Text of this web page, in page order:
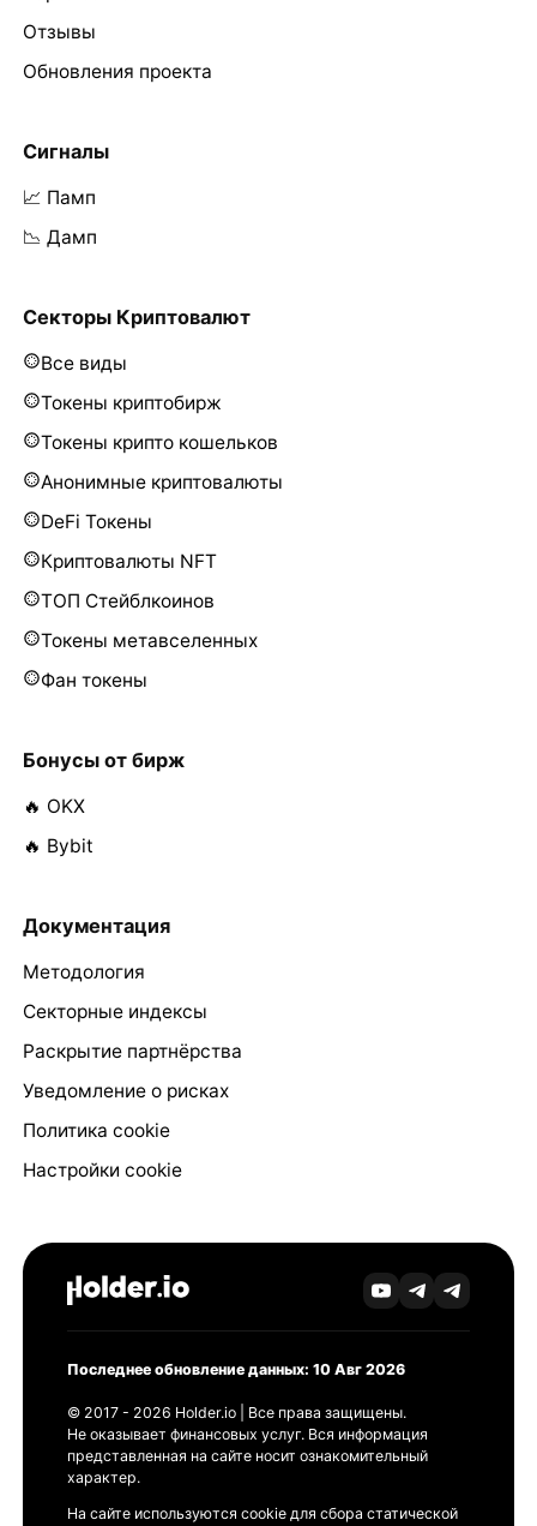
Отзывы
Обновления проекта
Сигналы
📈 Памп
📉 Дамп
Секторы Криптовалют
Все виды
Токены криптобирж
Токены крипто кошельков
Анонимные криптовалюты
DeFi Токены
Криптовалюты NFT
ТОП Стейблкоинов
Токены метавселенных
Фан токены
Бонусы от бирж
🔥 OKX
🔥 Bybit
Документация
Методология
Секторные индексы
Раскрытие партнёрства
Уведомление о рисках
Политика cookie
Настройки cookie
Последнее обновление данных: 10 Авг 2026
© 2017 - 2026 Holder.io | Все права защищены.
Не оказывает финансовых услуг. Вся информация
представленная на сайте носит ознакомительный
характер.
На сайте используются cookie для сбора статической